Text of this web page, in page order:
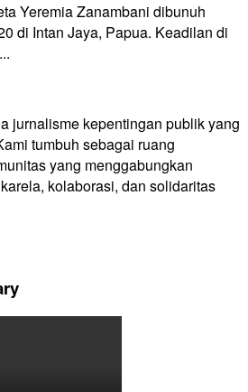
Yeremia Zanambani dibunuh
di Intan Jaya, Papua. Keadilan di
jurnalisme kepentingan publik yang
tumbuh sebagai ruang
yang menggabungkan
kolaborasi, dan solidaritas